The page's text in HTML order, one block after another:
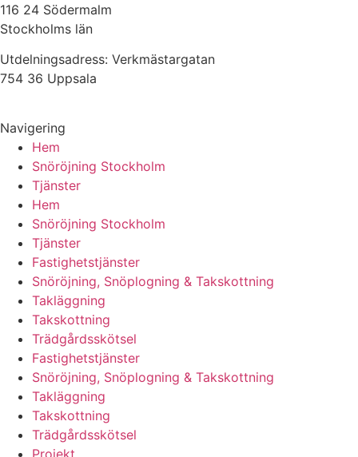
116 24 Södermalm
Stockholms län
Utdelningsadress: Verkmästargatan
754 36 Uppsala
Navigering
Hem
Snöröjning Stockholm
Tjänster
Hem
Snöröjning Stockholm
Tjänster
Fastighetstjänster
Snöröjning, Snöplogning & Takskottning
Takläggning
Takskottning
Trädgårdsskötsel
Fastighetstjänster
Snöröjning, Snöplogning & Takskottning
Takläggning
Takskottning
Trädgårdsskötsel